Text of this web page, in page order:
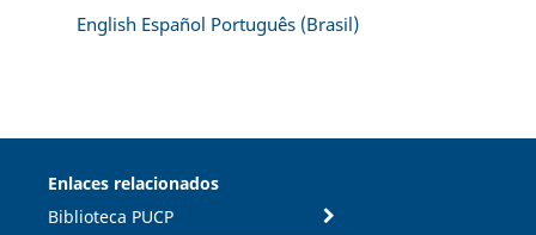
English Español Português (Brasil)
Enlaces relacionados
Biblioteca PUCP